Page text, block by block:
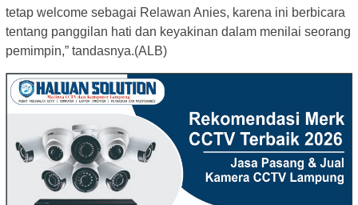
tetap welcome sebagai Relawan Anies, karena ini berbicara
tentang panggilan hati dan keyakinan dalam menilai seorang
pemimpin,” tandasnya.(ALB)